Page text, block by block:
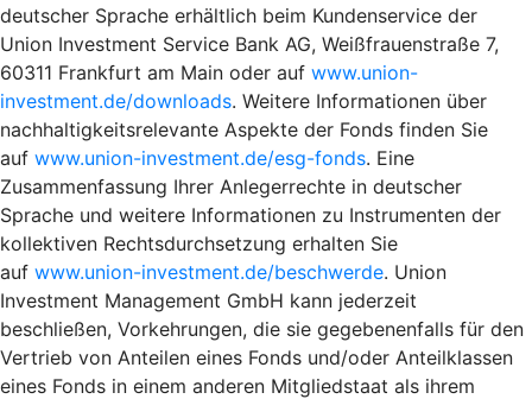
deutscher Sprache erhältlich beim Kundenservice der
Union Investment Service Bank AG, Weißfrauenstraße 7,
60311 Frankfurt am Main oder auf www.union-
investment.de/downloads. Weitere Informationen über
nachhaltigkeitsrelevante Aspekte der Fonds finden Sie
auf www.union-investment.de/esg-fonds. Eine
Zusammenfassung Ihrer Anlegerrechte in deutscher
Sprache und weitere Informationen zu Instrumenten der
kollektiven Rechtsdurchsetzung erhalten Sie
auf www.union-investment.de/beschwerde. Union
Investment Management GmbH kann jederzeit
beschließen, Vorkehrungen, die sie gegebenenfalls für den
Vertrieb von Anteilen eines Fonds und/oder Anteilklassen
eines Fonds in einem anderen Mitgliedstaat als ihrem